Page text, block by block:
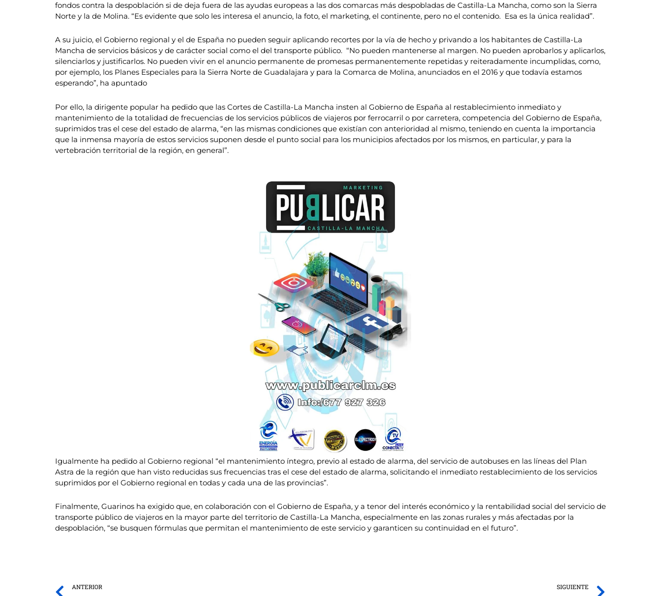
fondos contra la despoblación si de deja fuera de las ayudas europeas a las dos comarcas más despobladas de Castilla-La Mancha, como son la Sierra
Norte y la de Molina. “Es evidente que solo les interesa el anuncio, la foto, el marketing, el continente, pero no el contenido. Esa es la única realidad”.
A su juicio, el Gobierno regional y el de España no pueden seguir aplicando recortes por la vía de hecho y privando a los habitantes de Castilla-La
Mancha de servicios básicos y de carácter social como el del transporte público. “No pueden mantenerse al margen. No pueden aprobarlos y aplicarlos,
silenciarlos y justificarlos. No pueden vivir en el anuncio permanente de promesas permanentemente repetidas y reiteradamente incumplidas, como,
por ejemplo, los Planes Especiales para la Sierra Norte de Guadalajara y para la Comarca de Molina, anunciados en el 2016 y que todavía estamos
esperando”, ha apuntado
Por ello, la dirigente popular ha pedido que las Cortes de Castilla-La Mancha insten al Gobierno de España al restablecimiento inmediato y
mantenimiento de la totalidad de frecuencias de los servicios públicos de viajeros por ferrocarril o por carretera, competencia del Gobierno de España,
suprimidos tras el cese del estado de alarma, “en las mismas condiciones que existían con anterioridad al mismo, teniendo en cuenta la importancia
que la inmensa mayoría de estos servicios suponen desde el punto social para los municipios afectados por los mismos, en particular, y para la
vertebración territorial de la región, en general”.
Igualmente ha pedido al Gobierno regional “el mantenimiento íntegro, previo al estado de alarma, del servicio de autobuses en las líneas del Plan
Astra de la región que han visto reducidas sus frecuencias tras el cese del estado de alarma, solicitando el inmediato restablecimiento de los servicios
suprimidos por el Gobierno regional en todas y cada una de las provincias”.
Finalmente, Guarinos ha exigido que, en colaboración con el Gobierno de España, y a tenor del interés económico y la rentabilidad social del servicio de
transporte público de viajeros en la mayor parte del territorio de Castilla-La Mancha, especialmente en las zonas rurales y más afectadas por la
despoblación, “se busquen fórmulas que permitan el mantenimiento de este servicio y garanticen su continuidad en el futuro”.
Prev
ANTERIOR SIGUIENTE